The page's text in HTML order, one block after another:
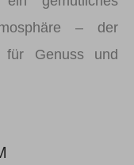
– der
Genuss und